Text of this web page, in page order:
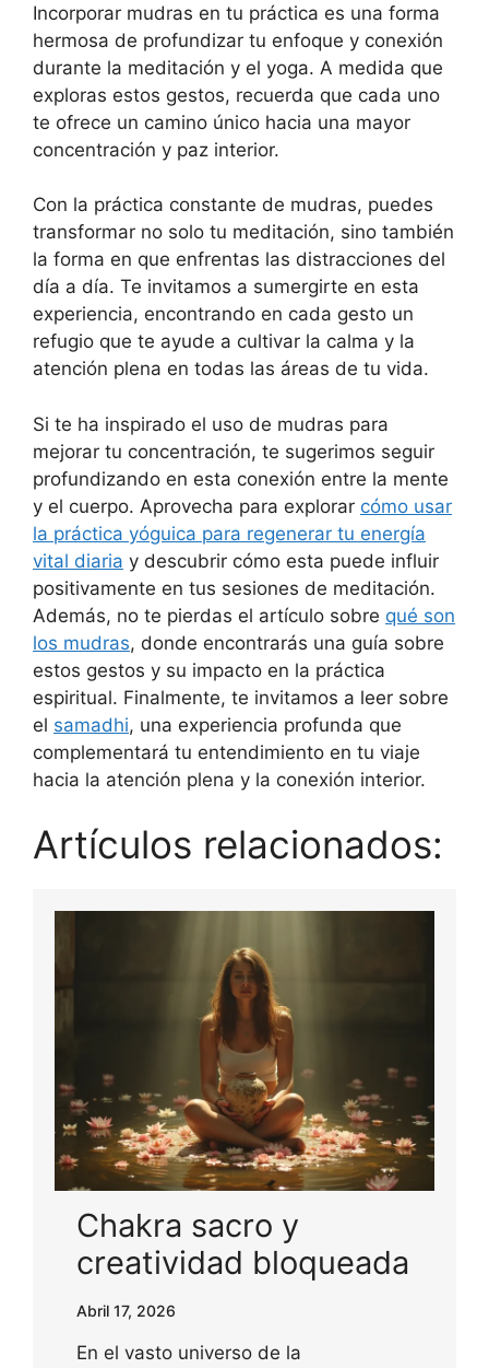
Incorporar mudras en tu práctica es una forma
hermosa de profundizar tu enfoque y conexión
durante la meditación y el yoga. A medida que
exploras estos gestos, recuerda que cada uno
te ofrece un camino único hacia una mayor
concentración y paz interior.
Con la práctica constante de mudras, puedes
transformar no solo tu meditación, sino también
la forma en que enfrentas las distracciones del
día a día. Te invitamos a sumergirte en esta
experiencia, encontrando en cada gesto un
refugio que te ayude a cultivar la calma y la
atención plena en todas las áreas de tu vida.
Si te ha inspirado el uso de mudras para
mejorar tu concentración, te sugerimos seguir
profundizando en esta conexión entre la mente
y el cuerpo. Aprovecha para explorar cómo usar
la práctica yóguica para regenerar tu energía
vital diaria y descubrir cómo esta puede influir
positivamente en tus sesiones de meditación.
Además, no te pierdas el artículo sobre qué son
los mudras, donde encontrarás una guía sobre
estos gestos y su impacto en la práctica
espiritual. Finalmente, te invitamos a leer sobre
el samadhi, una experiencia profunda que
complementará tu entendimiento en tu viaje
hacia la atención plena y la conexión interior.
Artículos relacionados:
Chakra sacro y
creatividad bloqueada
Abril 17, 2026
En el vasto universo de la